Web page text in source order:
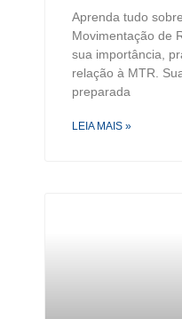
Aprenda tudo
Movimentação de
sua importância,
relação à MTR.
preparada
LEIA MAIS »